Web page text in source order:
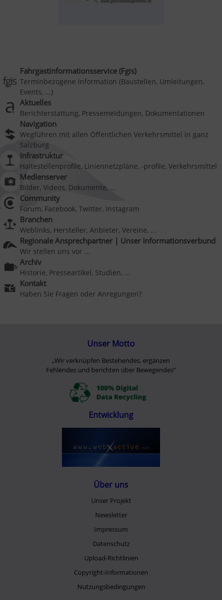
Fahrgastinformationsservice (Fgis)
Terminbezogene Information (Baustellen, Umleitungen,
Events, ...)
Aktuelles
Berichterstattung, Pressemeldungen, Dokumentationen
Navigation
Wegführen mit allen Öffentlichen Verkehrsmittel in ganz
Salzburg
Infrastruktur
Haltestellenprofile, Liniennetzpläne, -profile, Verkehrsmittel
Medienserver
Bilder, Videos, Dokumente, ...
Community
Forum, Facebook, Twitter, Instagram
Branchen
Weblinks, Hersteller, Anbieter, Vereine, ...
Regionale Ansprechpartner | Unser Informationsverbund
Wir stellen uns vor ...
Archiv
Historie, Presseartikel, Studien, ...
Kontakt
Haben Sie Fragen oder Anregungen?
Unser Motto
„Wir verknüpfen Bestehendes, ergänzen
Fehlendes und berichten über Bewegendes”
Entwicklung
Über uns
Unser Projekt
Newsletter
Impressum
Datenschutz
Upload-Richtlinien
Copyright-Informationen
Nutzungsbedingungen